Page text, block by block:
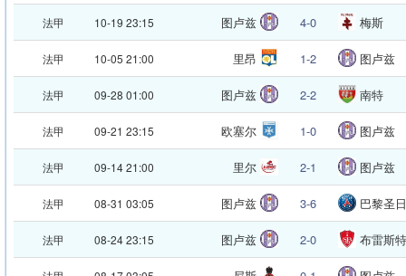
法甲 10-19 23:15 图卢兹 4-0 梅斯
法甲 10-05 21:00 里昂 1-2 图卢兹
法甲 09-28 01:00 图卢兹 2-2 南特
法甲 09-21 23:15 欧塞尔 1-0 图卢兹
法甲 09-14 21:00 里尔 2-1 图卢兹
法甲 08-31 03:05 图卢兹 3-6 巴黎圣
法甲 08-24 23:15 图卢兹 2-0 布雷斯特